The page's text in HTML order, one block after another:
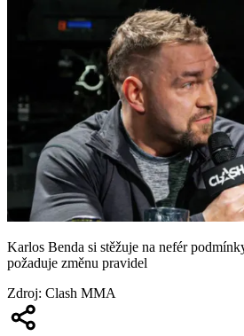
Karlos Benda si stěžuje na nefér
požaduje změnu pravidel
Zdroj: Clash MMA